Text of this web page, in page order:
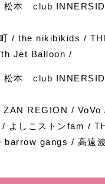
本 club
/ the nikibikids /
Jet Balloon /
本 club
ZAN REGION / VoVo
よしこストンfam /
barrow gangs / 高遠